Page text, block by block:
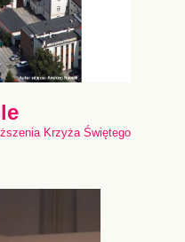
Krzyża Świętego